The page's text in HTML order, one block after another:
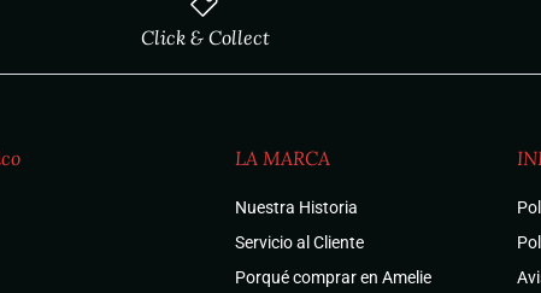
Click & Collect
LA MARCA
Nuestra Historia
Servicio al Cliente
Porqué comprar en Amelie